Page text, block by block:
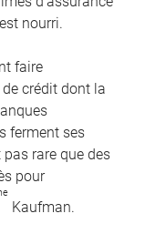
nourri.
faire
crédit dont la
ferment ses
pas rare que des
pour
Kaufman.